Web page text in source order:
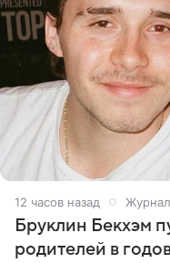
12 часов назад
Бруклин Бекхэм
родителей в